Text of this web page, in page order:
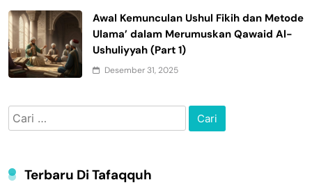
Awal Kemunculan Ushul Fikih dan Metode
Ulama’ dalam Merumuskan Qawaid Al-
Ushuliyyah (Part 1)
Desember 31, 2025
Cari
untuk:
Terbaru Di Tafaqquh